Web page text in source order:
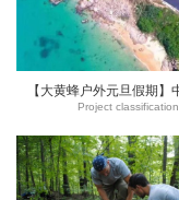
Project classification